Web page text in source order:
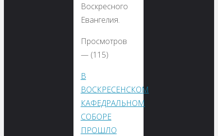
Воскресного
Евангелия.
Просмотров
— (115)
В
ВОСКРЕСЕНСКОМ
КАФЕДРАЛЬНОМ
СОБОРЕ
ПРОШЛО